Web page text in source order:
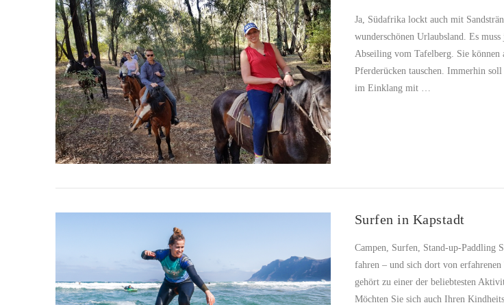
Ja, Südafrika lockt auch mit
wunderschönen Urlaubsland. Es
Abseiling vom Tafelberg. Sie können
Pferderücken tauschen. Immerhin
im Einklang mit …
Surfen in Kapstadt
Campen, Surfen, Stand-up-Paddling
fahren – und sich dort von
gehört zu einer der beliebtesten
Möchten Sie sich auch Ihren